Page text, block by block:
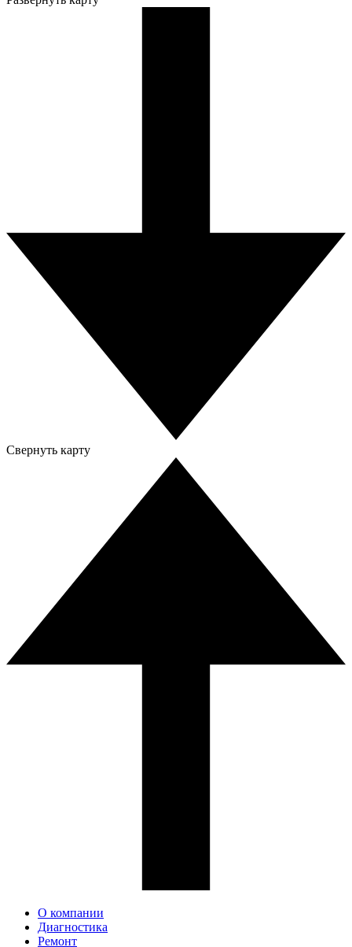
Свернуть карту
О компании
Диагностика
Ремонт